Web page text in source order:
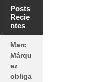
Posts
Recie
ntes
Marc
Márqu
ez
obliga